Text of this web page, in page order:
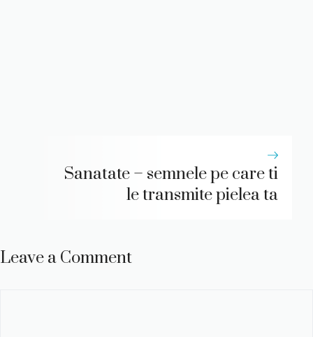
Sanatate – semnele pe care ti
le transmite pielea ta
Leave a Comment